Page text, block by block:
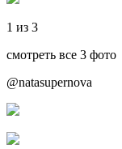
1 из 3
смотреть все 3 фото
@natasupernova